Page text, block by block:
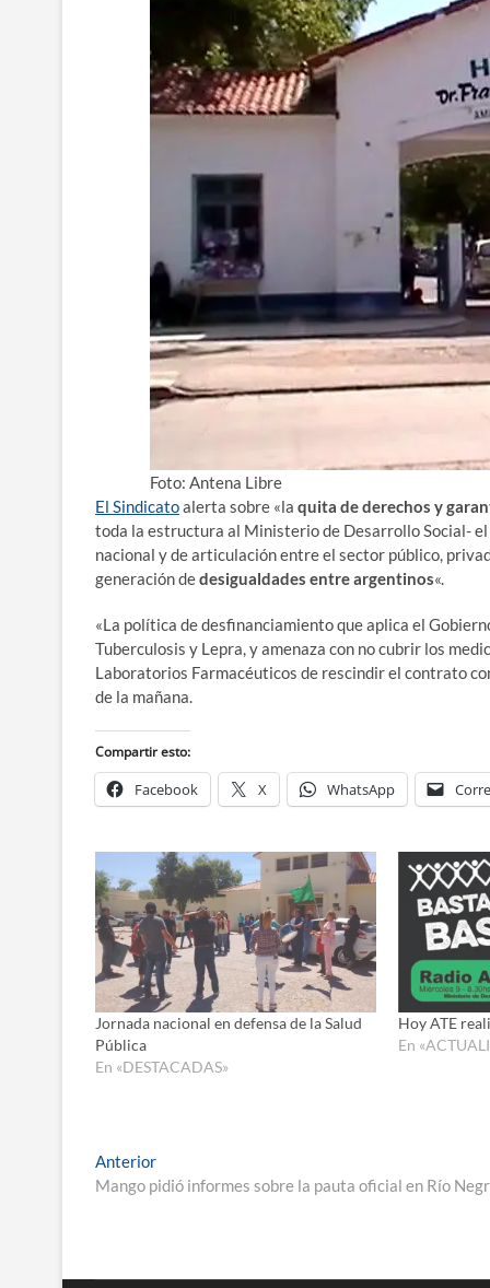
Foto: Antena Libre
El Sindicatoalerta sobre «la quita de derechos y
toda la estructura al Ministerio de Desarrollo Social-
nacional y de articulación entre el sector público,
generación dedesigualdades entre argentinos«.
«La política de desfinanciamiento que aplica el
Tuberculosis y Lepra, y amenaza con no cubrir los
Laboratorios Farmacéuticos de rescindir el contrato
de la mañana.
Compartir esto:
Facebook X WhatsApp
Jornada nacional en defensa de la Salud
Pública
En «DESTACADAS»
Hoy ATE
En
Navegación
de
AnteriorEntrada
anterior:
Mango pidió informes sobre la pauta oficial en Río